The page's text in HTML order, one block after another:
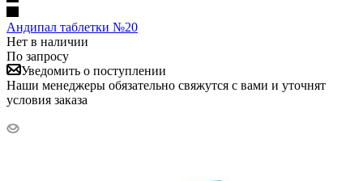
Андипал таблетки №20
Нет в наличии
По запросу
Уведомить о поступлении
Наши менеджеры обязательно свяжутся с вами и уточнят
условия заказа